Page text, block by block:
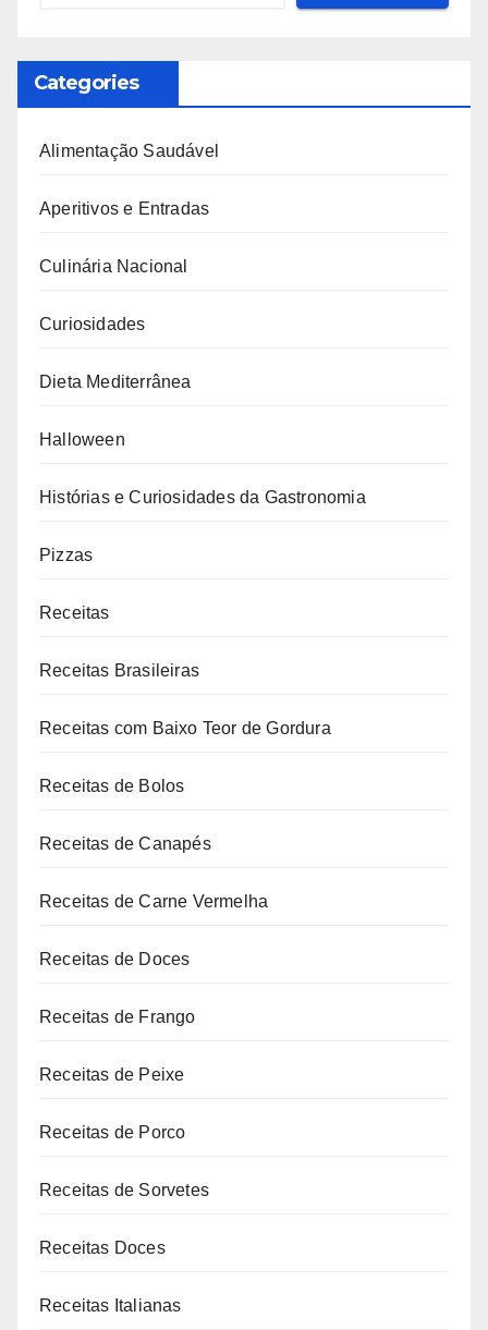
Categories
Alimentação Saudável
Aperitivos e Entradas
Culinária Nacional
Curiosidades
Dieta Mediterrânea
Halloween
Histórias e Curiosidades da Gastronomia
Pizzas
Receitas
Receitas Brasileiras
Receitas com Baixo Teor de Gordura
Receitas de Bolos
Receitas de Canapés
Receitas de Carne Vermelha
Receitas de Doces
Receitas de Frango
Receitas de Peixe
Receitas de Porco
Receitas de Sorvetes
Receitas Doces
Receitas Italianas